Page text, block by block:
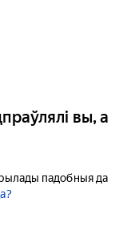
вы, а
падобныя да